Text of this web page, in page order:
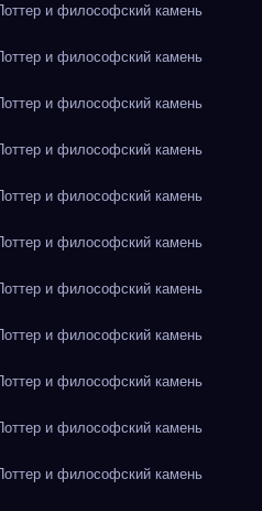
и философский камень
и философский камень
и философский камень
и философский камень
и философский камень
и философский камень
и философский камень
и философский камень
и философский камень
и философский камень
и философский камень